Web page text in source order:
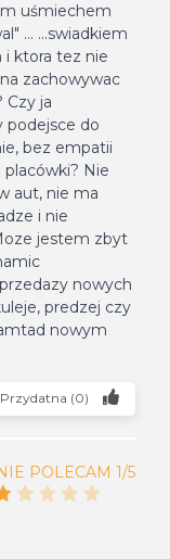
uśmiechem
... ...swiadkiem
i ktora tez nie
zachowywac
Czy ja
podejsce do
bez empatii
Nie
aut, nie ma
i nie
jestem zbyt
nowych
predzej czy
nowym
Przydatna (0)
POLECAM 1/5